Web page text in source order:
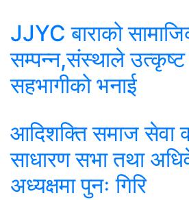
JJYC बाराको
सम्पन्न,संस्थाले उत्कृष्ट
सहभागीको भनाई
आदिशक्ति समाज सेवा
साधारण सभा तथा
अध्यक्षमा पुनः गिरि